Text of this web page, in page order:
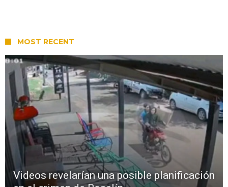
MOST RECENT
Videos revelarían una posible planificación